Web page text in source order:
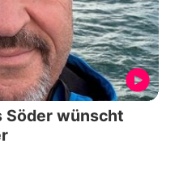
Söder wünscht